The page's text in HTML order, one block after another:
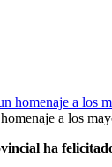
a los
ha